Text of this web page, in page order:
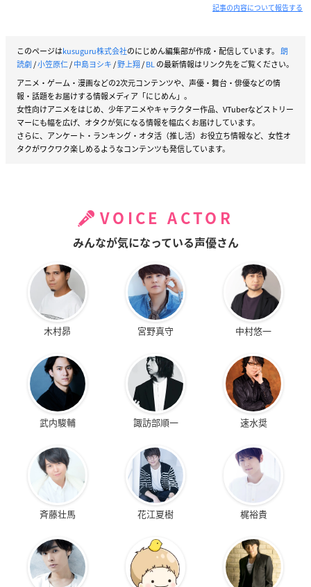
価格：715円(税込)
発売日：2017年09月
Amazonで購入 アニメイトで購入
「JOY」
切なくて可愛い男子の恋に定評のある絵津鼓氏による初のハニ
ーミルク作品で、続編の「JOY Second」と併せて今なお絶大
な人気を誇る漫画家×漫画家のBLである。
物語は、少女漫画家の岡崎豪（おかざきごう）が、同じく漫画
家で豪のアシスタントをつとめる阿久根勇亮（あくねゆうす
け）に自分のBL作品を描くにあたり擬似恋愛を持ちかけるとこ
ろから始まる！
阿久根には響（ひびき）というセフレの存在もあり、豪にとっ
互いの恋愛観、仕事観も絡み合いながら、二人の関係は最高に
エモく深まってゆくが……！？
記事の内容について報告する
このページはkusuguru株式会社のにじめん編集部が作成・配信しています。 朗
読劇/小笠原仁/中島ヨシキ/野上翔/BLの最新情報はリンク先をご覧ください。
アニメ・ゲーム・漫画などの2次元コンテンツや、声優・舞台・俳優などの情
報・話題をお届けする情報メディア「にじめん」。
女性向けアニメをはじめ、少年アニメやキャラクター作品、VTuberなどストリー
マーにも幅を広げ、オタクが気になる情報を幅広くお届けしています。
さらに、アンケート・ランキング・オタ活（推し活）お役立ち情報など、女性オ
タクがワクワク楽しめるようなコンテンツも発信しています。
VOICE ACTOR
みんなが気になっている声優さん
木村昴 宮野真守 中村悠一
武内駿輔 諏訪部順一 速水奨
斉藤壮馬 花江夏樹 梶裕貴